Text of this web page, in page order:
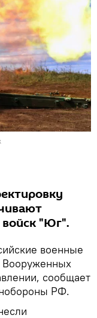
"Юг".
военные
Вооруженных
сообщает
РФ.